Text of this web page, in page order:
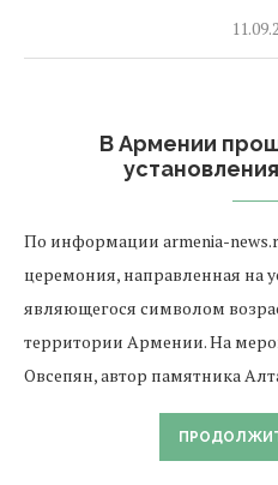
В Армении
По информации armenia-
церемония, направленная на
являющегося символом
территории Армении. На
Овсепян, автор памятника